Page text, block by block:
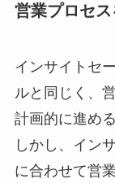
営業プロセ
インサイトセ
ルと同じく、
計画的に進め
しかし、イン
に合わせて営